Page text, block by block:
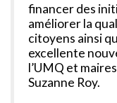
financer des
améliorer la
citoyens ainsi
excellente
l’UMQ et
Suzanne Roy.